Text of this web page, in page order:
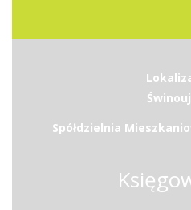
Spółdzielnia